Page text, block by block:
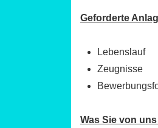
Geforderte
Lebenslauf
Zeugnisse
Was Sie von